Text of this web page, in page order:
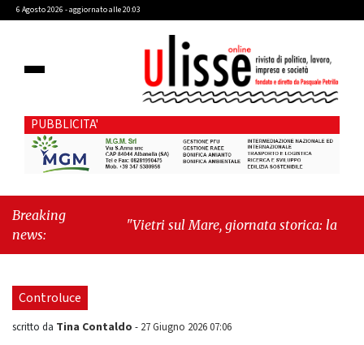
6 Agosto 2026 - aggiornato alle 20:03
PUBBLICITA'
Breaking
news:
"Vietri sul Mare, giornata storica: la ceramica
Controluce
scritto da Tina Contaldo - 27 Giugno 2026 07:06